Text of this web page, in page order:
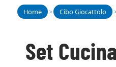
Home > Cibo Giocattolo
Set